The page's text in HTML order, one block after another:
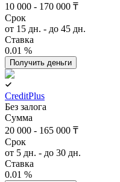
10 000 - 170 000 ₸
Срок
от 15 дн. - до 45 дн.
Ставка
0.01 %
Получить деньги
CreditPlus
Без залога
Сумма
20 000 - 165 000 ₸
Срок
от 5 дн. - до 30 дн.
Ставка
0.01 %